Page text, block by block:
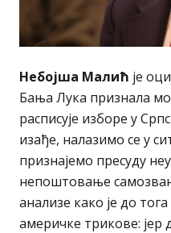
Небојша Малић је
Бања Лука признала
расписује изборе у
изађе, налазимо се у
признајемо пресуду
непоштовање
анализе како је до
америчке трикове: јер